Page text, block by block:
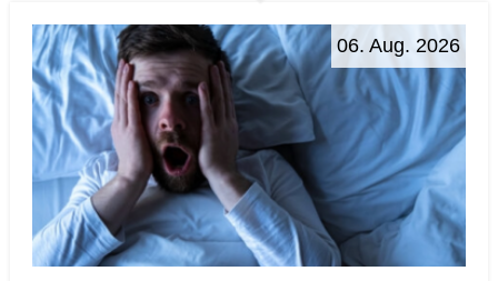
06. Aug. 2026